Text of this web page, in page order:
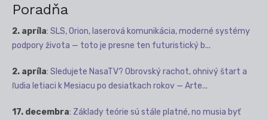
Poradňa
2. apríla: SLS, Orion, laserová komunikácia, moderné systémy
podpory života — toto je presne ten futuristický b...
2. apríla: Sledujete NasaTV? Obrovský rachot, ohnivý štart a
ľudia letiaci k Mesiacu po desiatkach rokov — Arte...
17. decembra: Základy teórie sú stále platné, no musia byť